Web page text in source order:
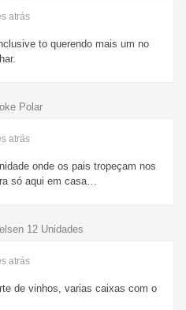
atrás
to querendo mais um no
Polar
atrás
onde os pais tropeçam nos
só aqui em casa…
12 Unidades
atrás
de vinhos, varias caixas com o